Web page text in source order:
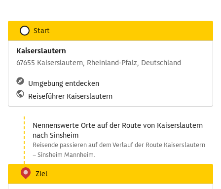
Start
Kaiserslautern
67655 Kaiserslautern, Rheinland-Pfalz, Deutschland
Umgebung entdecken
Reiseführer Kaiserslautern
Nennenswerte Orte auf der Route von Kaiserslautern
nach Sinsheim
Reisende passieren auf dem Verlauf der Route Kaiserslautern
– Sinsheim Mannheim.
Ziel